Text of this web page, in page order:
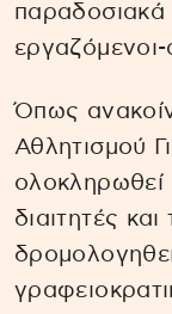
παραδοσιακά
Όπως
Αθλητισμού
ολοκληρωθεί
διαιτητές